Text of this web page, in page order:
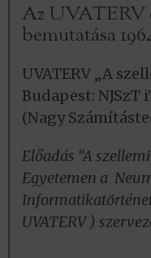
Az UVATERV
bemutatása
UVATERV „A
Budapest: NJSzT
(Nagy
Előadás “A
Egyetemen a
UVATERV )